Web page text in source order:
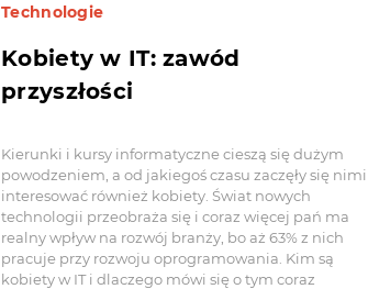
Technologie
Kobiety w IT: zawód
przyszłości
Kierunki i kursy informatyczne cieszą się dużym
powodzeniem, a od jakiegoś czasu zaczęły się nimi
interesować również kobiety. Świat nowych
technologii przeobraża się i coraz więcej pań ma
realny wpływ na rozwój branży, bo aż 63% z nich
pracuje przy rozwoju oprogramowania. Kim są
kobiety w IT i dlaczego mówi się o tym coraz